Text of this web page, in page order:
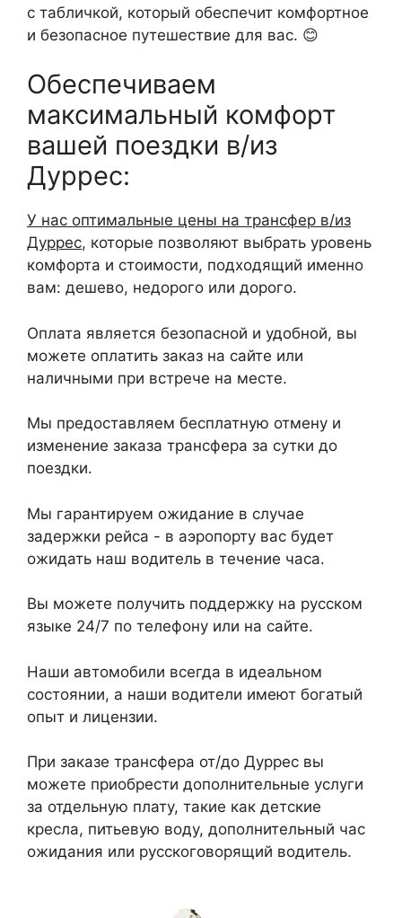
с табличкой, который обеспечит комфортное
и безопасное путешествие для вас. 😊
Обеспечиваем
максимальный комфорт
вашей поездки в/из
Дуррес:
У нас оптимальные цены на трансфер в/из
Дуррес, которые позволяют выбрать уровень
комфорта и стоимости, подходящий именно
вам: дешево, недорого или дорого.
Оплата является безопасной и удобной, вы
можете оплатить заказ на сайте или
наличными при встрече на месте.
Мы предоставляем бесплатную отмену и
изменение заказа трансфера за сутки до
поездки.
Мы гарантируем ожидание в случае
задержки рейса - в аэропорту вас будет
ожидать наш водитель в течение часа.
Вы можете получить поддержку на русском
языке 24/7 по телефону или на сайте.
Наши автомобили всегда в идеальном
состоянии, а наши водители имеют богатый
опыт и лицензии.
При заказе трансфера от/до Дуррес вы
можете приобрести дополнительные услуги
за отдельную плату, такие как детские
кресла, питьевую воду, дополнительный час
ожидания или русскоговорящий водитель.